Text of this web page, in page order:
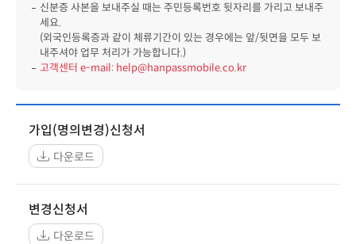
신분증 사본을 보내주실 때는 주민등록번호 뒷자리를 가리고 보내주
세요.
(외국인등록증과 같이 체류기간이 있는 경우에는 앞/뒷면을 모두 보
내주셔야 업무 처리가 가능합니다.)
고객센터 e-mail: help@hanpassmobile.co.kr
가입(명의변경)신청서
다운로드
변경신청서
다운로드